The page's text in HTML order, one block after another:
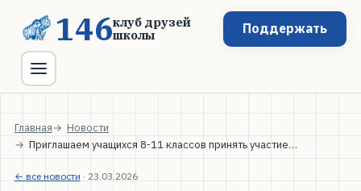
146клуб друзей
школы
Поддержать
Главная
Новости
Приглашаем учащихся 8-11 классов принять участие…
← все новости · 23.03.2026